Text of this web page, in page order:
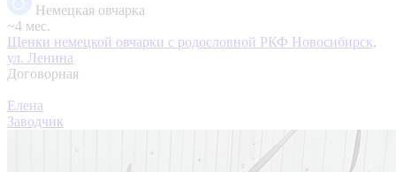
Немецкая овчарка
~4 мес.
Щенки немецкой овчарки с родословной РКФ Новосибирск,
ул. Ленина
Договорная
Елена
Заводчик